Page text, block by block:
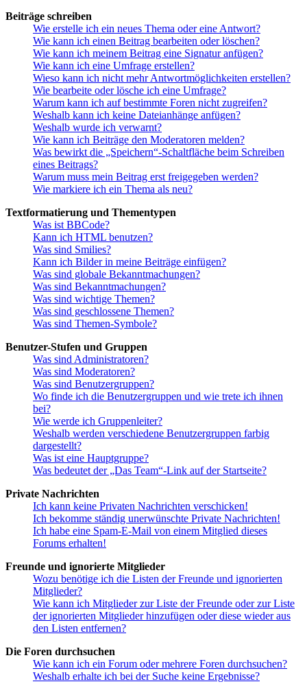
Beiträge schreiben
Wie erstelle ich ein neues Thema oder eine Antwort?
Wie kann ich einen Beitrag bearbeiten oder löschen?
Wie kann ich meinem Beitrag eine Signatur anfügen?
Wie kann ich eine Umfrage erstellen?
Wieso kann ich nicht mehr Antwortmöglichkeiten erstellen?
Wie bearbeite oder lösche ich eine Umfrage?
Warum kann ich auf bestimmte Foren nicht zugreifen?
Weshalb kann ich keine Dateianhänge anfügen?
Weshalb wurde ich verwarnt?
Wie kann ich Beiträge den Moderatoren melden?
Was bewirkt die „Speichern“-Schaltfläche beim Schreiben
eines Beitrags?
Warum muss mein Beitrag erst freigegeben werden?
Wie markiere ich ein Thema als neu?
Textformatierung und Thementypen
Was ist BBCode?
Kann ich HTML benutzen?
Was sind Smilies?
Kann ich Bilder in meine Beiträge einfügen?
Was sind globale Bekanntmachungen?
Was sind Bekanntmachungen?
Was sind wichtige Themen?
Was sind geschlossene Themen?
Was sind Themen-Symbole?
Benutzer-Stufen und Gruppen
Was sind Administratoren?
Was sind Moderatoren?
Was sind Benutzergruppen?
Wo finde ich die Benutzergruppen und wie trete ich ihnen
bei?
Wie werde ich Gruppenleiter?
Weshalb werden verschiedene Benutzergruppen farbig
dargestellt?
Was ist eine Hauptgruppe?
Was bedeutet der „Das Team“-Link auf der Startseite?
Private Nachrichten
Ich kann keine Privaten Nachrichten verschicken!
Ich bekomme ständig unerwünschte Private Nachrichten!
Ich habe eine Spam-E-Mail von einem Mitglied dieses
Forums erhalten!
Freunde und ignorierte Mitglieder
Wozu benötige ich die Listen der Freunde und ignorierten
Mitglieder?
Wie kann ich Mitglieder zur Liste der Freunde oder zur Liste
der ignorierten Mitglieder hinzufügen oder diese wieder aus
den Listen entfernen?
Die Foren durchsuchen
Wie kann ich ein Forum oder mehrere Foren durchsuchen?
Weshalb erhalte ich bei der Suche keine Ergebnisse?